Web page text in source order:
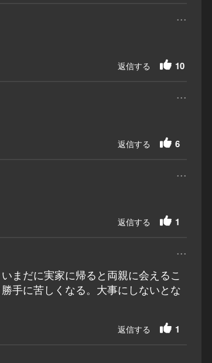
...
10
返信する
...
6
返信する
...
1
返信する
...
まだに実家に帰ると両親に会えるこ
手に苦しくなる。大事にしないとな
1
返信する